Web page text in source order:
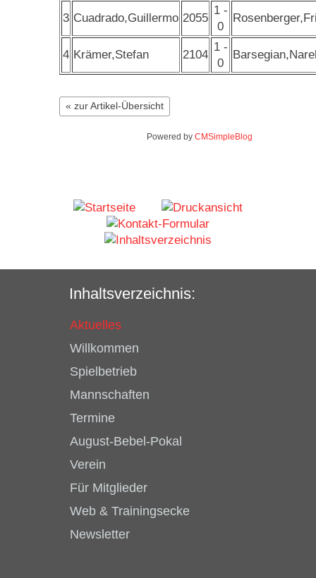
3 Cuadrado,Guillermo 2055
1 -
0
4 Krämer,Stefan 2104
1 -
0
« zur Artikel-Übersicht
Powered by CMSimpleBlog
Inhaltsverzeichnis:
Aktuelles
Willkommen
Spielbetrieb
Mannschaften
Termine
August-Bebel-Pokal
Verein
Für Mitglieder
Web & Trainingsecke
Newsletter